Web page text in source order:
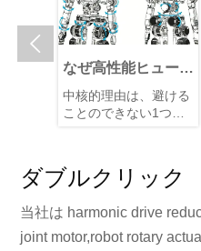
なぜ高性能ヒューマ
ノイドロボットの価
格を下げることはそ
ぜハーモニック関節
モジュールは依然と
して代替不可能なの
でしょうか?
中核的理由は、避ける
ことのできない1つの
高い DOF はヒューマ
ノイドロボットに不可
高調波関節モジュール
がシステム総価値に占
ック
エー
医療
分野
者ケ
師、
医療

ダブルクリック
当社は harmonic drive
joint motor,robot rotary